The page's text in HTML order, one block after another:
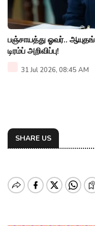
பஞ்சாயத்து ஓவர்..
டிரம்ப் அறிவிப்பு!
31 Jul 2026, 08:45 AM
SHARE US